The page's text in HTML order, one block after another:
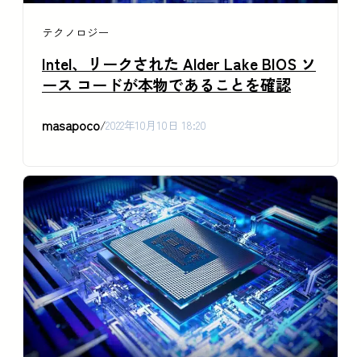
テクノロジー
Intel、リークされた Alder Lake BIOS ソ
ース コードが本物であることを確認
masapoco/2022年10月10日 18:20